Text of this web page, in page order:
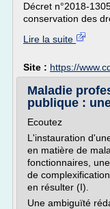
Décret n°2018-
conservation des
Lire la suite
Site : https://
Maladie
publique :
Ecoutez
L'instauration
en matière de
fonctionnaires,
de
en résulter (I).
Une ambiguïté